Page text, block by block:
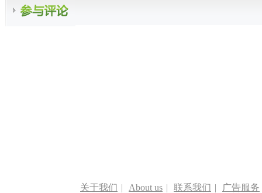
关于我们 | About us | 联系我们 | 广告服务